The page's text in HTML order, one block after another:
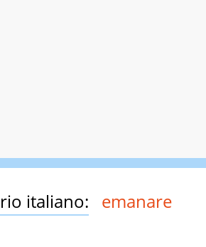
italiano: emanare